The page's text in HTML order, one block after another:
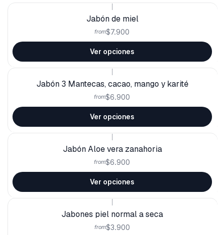
Jabón de miel
from$7.900
Ver opciones
Jabón 3 Mantecas, cacao, mango y karité
from$6.900
Ver opciones
Jabón Aloe vera zanahoria
from$6.900
Ver opciones
Jabones piel normal a seca
from$3.900